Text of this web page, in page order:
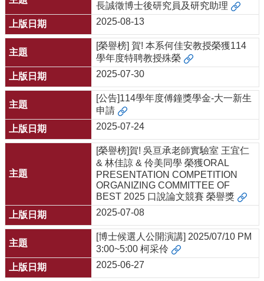
長誠徵博士後研究員及研究助理
2025-08-13
[榮譽榜] 賀! 本系何佳安教授榮獲114
學年度特聘教授殊榮
2025-07-30
[公告]114學年度傅鐘獎學金-大一新生
申請
2025-07-24
[榮譽榜]賀! 吳亘承老師實驗室 王宜仁
& 林佳諒 & 伶美同學 榮獲ORAL
PRESENTATION COMPETITION
ORGANIZING COMMITTEE OF
BEST 2025 口說論文競賽 榮譽獎
2025-07-08
[博士候選人公開演講] 2025/07/10 PM
3:00~5:00 柯采伶
2025-06-27